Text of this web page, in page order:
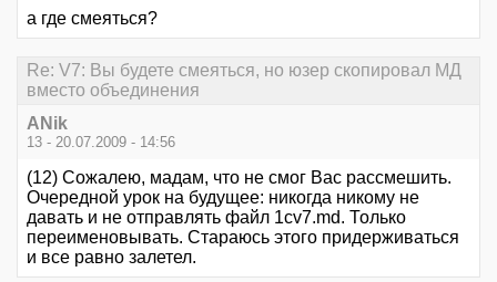
а где смеяться?
Re: V7: Вы будете смеяться, но юзер скопировал МД
вместо объединения
ANik
13 - 20.07.2009 - 14:56
(12) Сожалею, мадам, что не смог Вас рассмешить.
Очередной урок на будущее: никогда никому не
давать и не отправлять файл 1cv7.md. Только
переименовывать. Стараюсь этого придерживаться
и все равно залетел.